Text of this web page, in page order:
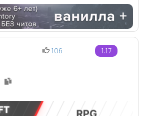
106 1.17